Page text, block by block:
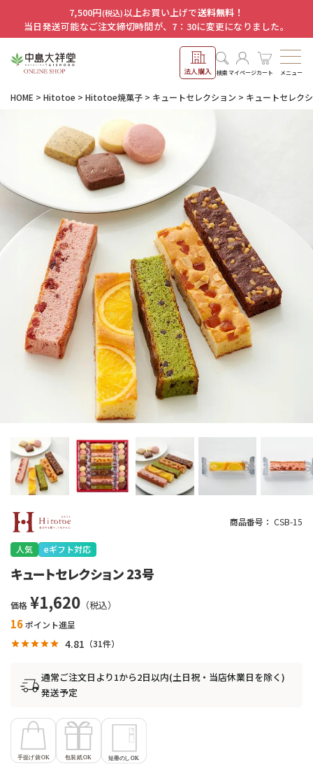
7,500円(税込)以上お買い上げで送料無料！
当日発送可能なご注文締切時間が、7：30に変更になりました。
法人購入 検索マイページカート メニュー
HOME Hitotoe Hitotoe焼菓子 キュートセレクション キュートセレク
商品番号 CSB-15
人気 eギフト対応
キュートセレクション 23号
価格 ¥1,620
16ポイント進呈
4.81 31
通常ご注文日より1から2日以内(土日祝・当店休業日を除く)
発送予定